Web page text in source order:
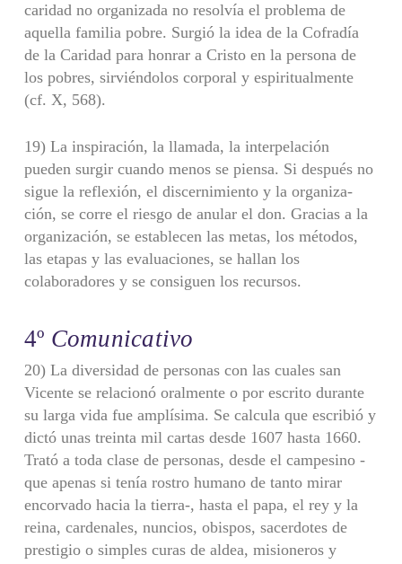
caridad no organizada no resolvía el problema de
aquella familia pobre. Surgió la idea de la Cofradía
de la Caridad para hon­rar a Cristo en la persona de
los pobres, sirviéndolos corporal y espiritualmente
(cf. X, 568).
19) La inspiración, la llamada, la interpelación
pueden surgir cuando me­nos se piensa. Si después no
sigue la reflexión, el discernimiento y la organiza­
ción, se corre el riesgo de anular el don. Gracias a la
organización, se establecen las metas, los métodos,
las etapas y las evaluaciones, se hallan los
colaboradores y se consiguen los recursos.
4º Comunicativo
20) La diversidad de personas con las cuales san
Vicente se relacionó oral­mente o por escrito durante
su larga vida fue amplísima. Se calcula que escribió y
dictó unas treinta mil cartas desde 1607 hasta 1660.
Trató a toda clase de personas, desde el campesino -
que apenas si tenía rostro humano de tanto mirar
encorvado hacia la tierra-, hasta el papa, el rey y la
reina, cardenales, nuncios, obispos, sacerdotes de
prestigio o simples curas de aldea, misioneros y